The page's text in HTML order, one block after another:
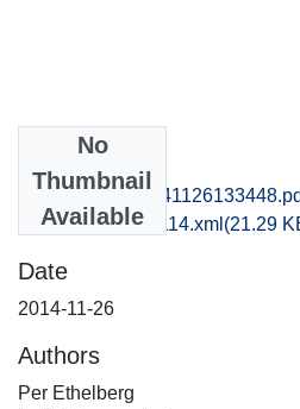
No
Thumbnail
Available
recordxml_item_114.xml (21.29
Date
2014-11-26
Authors
Per Ethelberg